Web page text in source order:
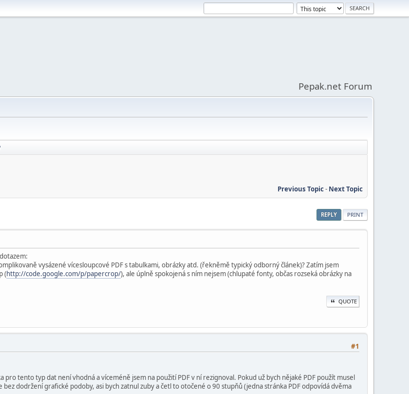
Pepak.net Forum
Previous Topic- Next Topic
REPLY PRINT
vysázené vícesloupcové PDF s tabulkami, obrázky atd. (řekněmě typický odborný článek)? Zatím jsem
(http://code.google.com/p/papercrop/), ale úplně spokojená s ním nejsem (chlupaté fonty, občas rozseká obrázky na
QUOTE
#1
pro tento typ dat není vhodná a víceméně jsem na použití PDF v ní rezignoval. Pokud už bych nějaké PDF použít musel
dodržení grafické podoby, asi bych zatnul zuby a četl to otočené o 90 stupňů (jedna stránka PDF odpovídá dvěma